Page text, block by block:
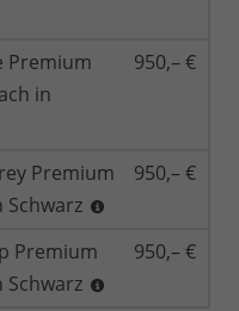
Premium
in
950,– €
Premium
Schwarz
950,– €
Premium
Schwarz
950,– €